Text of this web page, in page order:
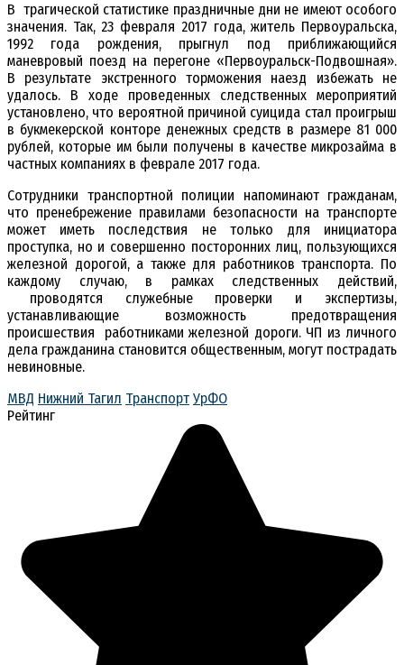
В трагической статистике праздничные дни не имеют особого
значения. Так, 23 февраля 2017 года, житель Первоуральска,
1992 года рождения, прыгнул под приближающийся
маневровый поезд на перегоне «Первоуральск-Подвошная».
В результате экстренного торможения наезд избежать не
удалось. В ходе проведенных следственных мероприятий
установлено, что вероятной причиной суицида стал проигрыш
в букмекерской конторе денежных средств в размере 81 000
рублей, которые им были получены в качестве микрозайма в
частных компаниях в феврале 2017 года.
Сотрудники транспортной полиции напоминают гражданам,
что пренебрежение правилами безопасности на транспорте
может иметь последствия не только для инициатора
проступка, но и совершенно посторонних лиц, пользующихся
железной дорогой, а также для работников транспорта. По
каждому случаю, в рамках следственных действий,
проводятся служебные проверки и экспертизы,
устанавливающие возможность предотвращения
происшествия работниками железной дороги. ЧП из личного
дела гражданина становится общественным, могут пострадать
невиновные.
МВД Нижний Тагил Транспорт УрФО
Рейтинг